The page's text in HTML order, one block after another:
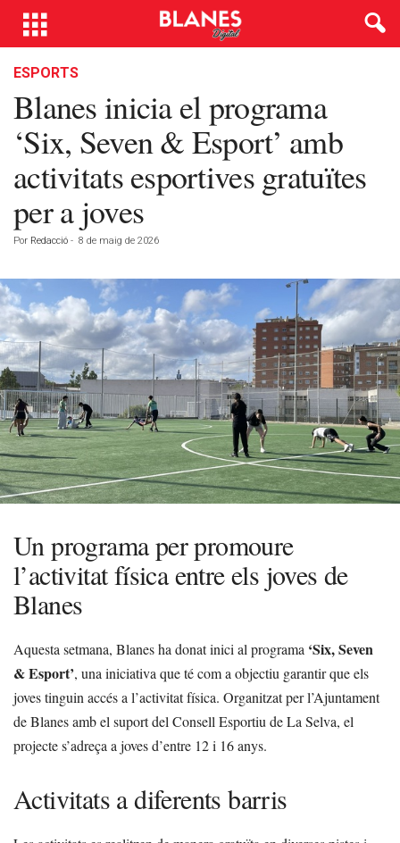
ESPORTS
Blanes inicia el programa
‘Six, Seven & Esport’ amb
activitats esportives gratuïtes
per a joves
Por Redacció - 8 de maig de 2026
Un programa per promoure
l’activitat física entre els joves de
Blanes
Aquesta setmana, Blanes ha donat inici al programa ‘Six, Seven
& Esport’, una iniciativa que té com a objectiu garantir que els
joves tinguin accés a l’activitat física. Organitzat per l’Ajuntament
de Blanes amb el suport del Consell Esportiu de La Selva, el
projecte s’adreça a joves d’entre 12 i 16 anys.
Activitats a diferents barris